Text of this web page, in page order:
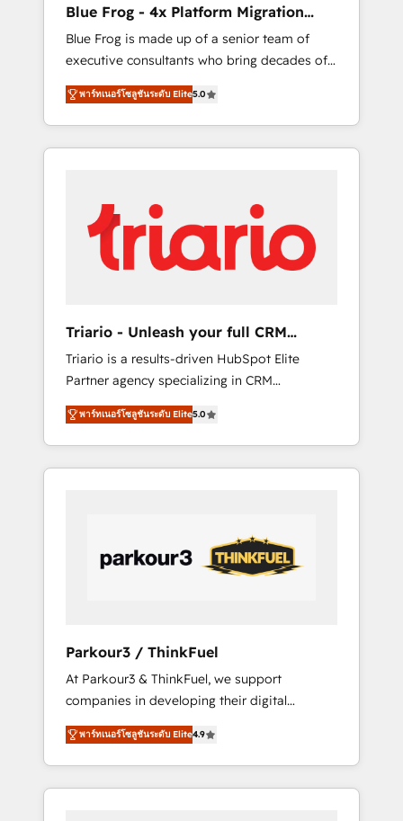
business services. We prepare a customized
business case that demonstrates the value
and impact of your digital transformation,
including a detailed financial rationale with a
focus on ROI and TCO. As a trusted extension
of your team, we believe in the power of
partnership. Together, we embark on a
your business. If not now, when?
Blue Frog - 4x Platform Migration
Award Winner
Blue Frog is made up of a senior team of
executive consultants who bring decades of
relevant, real world experience to our client
engagements. "Blue Frog is a top, trusted
partner in HubSpot's ecosystem for a reason.
Their team brings over a decade of
strategies for driving growth. They are
committed to helping our customers grow
and finding solutions that fit their unique
business needs. We are thrilled to have Blue
HubSpot “Our experience with the team at
Blue Frog has been nothing short of
extraordinary. Their years of experience and
quality of skilled staff has earned them a
trusted reputation within the HubSpot
ecosystem as a reliable partner capable of
delivering remarkable experiences for our
พาร์ทเนอร์โซลูชันระดับ Elite5.0
Triario - Unleash your full CRM
potential
Triario is a results-driven HubSpot Elite
Partner agency specializing in CRM
implementations & migrations, Revenue
Operations, Custom Integrations, Custom AI
agents and AI-ready Website Design With
over 15 years of experience, we help
through smart automation, data hygiene, and
tailored HubSpot solutions. Our clients
choose us because we blend the expertise of
Our Services: HubSpot implementations &
data migration Custom AI agents Revenue
Operations API integrations AI-ready Website
design Let’s turn your CRM into your growth
engine!
พาร์ทเนอร์โซลูชันระดับ Elite5.0
Parkour3 / ThinkFuel
At Parkour3 & ThinkFuel, we support
companies in developing their digital
strategies by leveraging technologies and
automating their marketing and sales
processes to generate growth. Our offer
spans from Strategy to Operations. We
พาร์ทเนอร์โซลูชันระดับ Elite4.9